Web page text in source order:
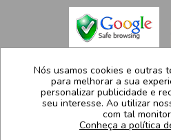
LCB Confecções Eireli |
Avenida Ayrton Senna, 5.500,
Tijuca - Rio de Janeiro -
Atendimento: (21) 99991-8835 |
Segunda a sexta de
Nós usamos cookies e outras
para melhorar a sua
personalizar publicidade e
seu interesse. Ao utilizar
com tal
Conheça a política